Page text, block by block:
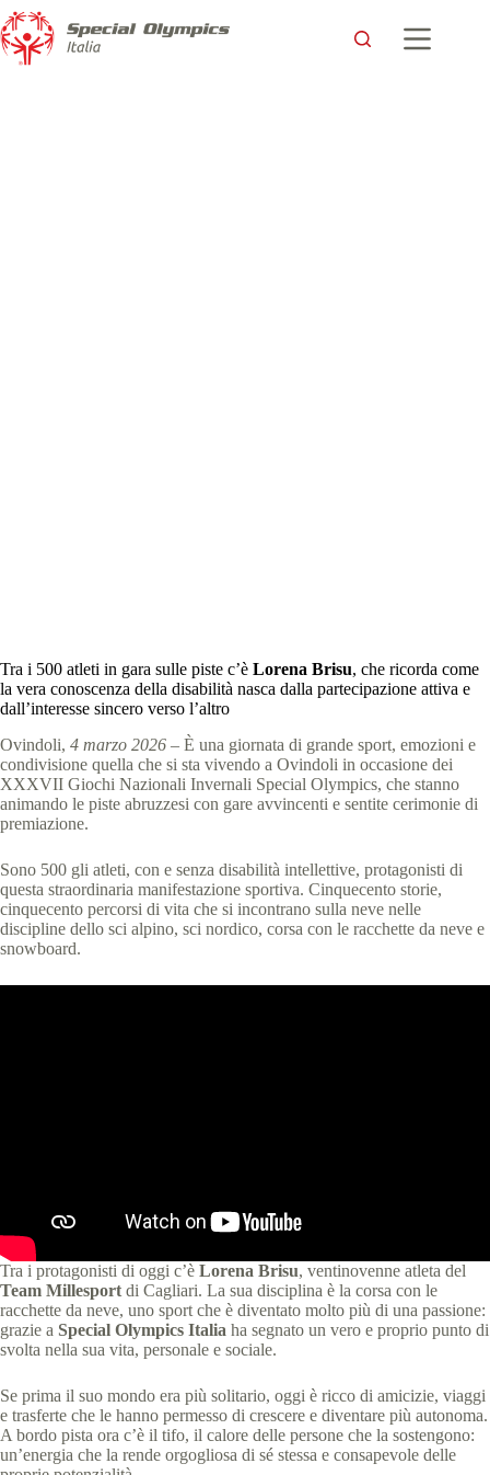
Tra i 500 atleti in gara sulle piste c’è Lorena Brisu, che ricorda come
la vera conoscenza della disabilità nasca dalla partecipazione attiva e
dall’interesse sincero verso l’altro
Ovindoli, 4 marzo 2026 – È una giornata di grande sport, emozioni e
condivisione quella che si sta vivendo a Ovindoli in occasione dei
XXXVII Giochi Nazionali Invernali Special Olympics, che stanno
animando le piste abruzzesi con gare avvincenti e sentite cerimonie di
premiazione.
Sono 500 gli atleti, con e senza disabilità intellettive, protagonisti di
questa straordinaria manifestazione sportiva. Cinquecento storie,
cinquecento percorsi di vita che si incontrano sulla neve nelle
discipline dello sci alpino, sci nordico, corsa con le racchette da neve e
snowboard.
Tra i protagonisti di oggi c’è Lorena Brisu, ventinovenne atleta del
Team Millesport di Cagliari. La sua disciplina è la corsa con le
racchette da neve, uno sport che è diventato molto più di una passione:
grazie a Special Olympics Italia ha segnato un vero e proprio punto di
svolta nella sua vita, personale e sociale.
Se prima il suo mondo era più solitario, oggi è ricco di amicizie, viaggi
e trasferte che le hanno permesso di crescere e diventare più autonoma.
A bordo pista ora c’è il tifo, il calore delle persone che la sostengono:
un’energia che la rende orgogliosa di sé stessa e consapevole delle